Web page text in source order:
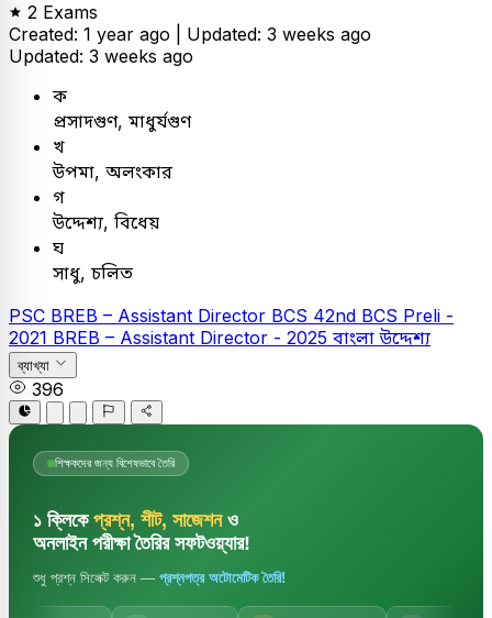
2 Exams
Created: 1 year ago | Updated: 3 weeks ago
Updated: 3 weeks ago
ক
প্রসাদগুণ, মাধুর্যগুণ
খ
উপমা, অলংকার
গ
উদ্দেশ্য, বিধেয়
ঘ
সাধু, চলিত
PSC BREB – Assistant Director BCS 42nd BCS Preli -
2021 BREB – Assistant Director - 2025 বাংলাউদ্দেশ্য
ব্যাখ্যা
396
শিক্ষকদের জন্য বিশেষভাবে তৈরি
১ ক্লিকে প্রশ্ন, শীট, সাজেশনও
অনলাইন পরীক্ষা তৈরির সফটওয়্যার!
শুধু প্রশ্ন সিলেক্ট করুন — প্রশ্নপত্র অটোমেটিক তৈরি!